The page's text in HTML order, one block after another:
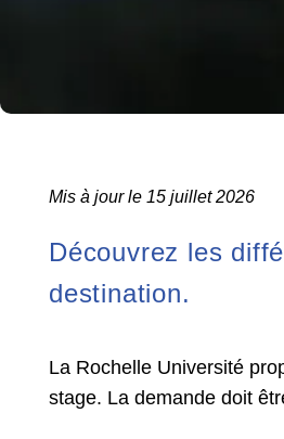
Mis à jour le 15 juillet 2026
Découvrez les
destination.
La Rochelle Université
stage. La demande doit